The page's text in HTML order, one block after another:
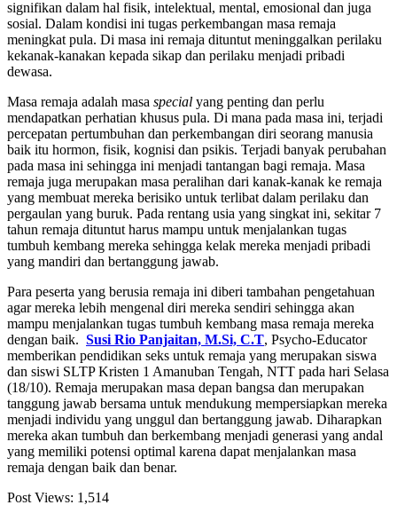
signifikan dalam hal fisik, intelektual, mental, emosional dan juga
sosial. Dalam kondisi ini tugas perkembangan masa remaja
meningkat pula. Di masa ini remaja dituntut meninggalkan perilaku
kekanak-kanakan kepada sikap dan perilaku menjadi pribadi
dewasa.
Masa remaja adalah masa special yang penting dan perlu
mendapatkan perhatian khusus pula. Di mana pada masa ini, terjadi
percepatan pertumbuhan dan perkembangan diri seorang manusia
baik itu hormon, fisik, kognisi dan psikis. Terjadi banyak perubahan
pada masa ini sehingga ini menjadi tantangan bagi remaja. Masa
remaja juga merupakan masa peralihan dari kanak-kanak ke remaja
yang membuat mereka berisiko untuk terlibat dalam perilaku dan
pergaulan yang buruk. Pada rentang usia yang singkat ini, sekitar 7
tahun remaja dituntut harus mampu untuk menjalankan tugas
tumbuh kembang mereka sehingga kelak mereka menjadi pribadi
yang mandiri dan bertanggung jawab.
Para peserta yang berusia remaja ini diberi tambahan pengetahuan
agar mereka lebih mengenal diri mereka sendiri sehingga akan
mampu menjalankan tugas tumbuh kembang masa remaja mereka
dengan baik. Susi Rio Panjaitan, M.Si, C.T, Psycho-Educator
memberikan pendidikan seks untuk remaja yang merupakan siswa
dan siswi SLTP Kristen 1 Amanuban Tengah, NTT pada hari Selasa
(18/10). Remaja merupakan masa depan bangsa dan merupakan
tanggung jawab bersama untuk mendukung mempersiapkan mereka
menjadi individu yang unggul dan bertanggung jawab. Diharapkan
mereka akan tumbuh dan berkembang menjadi generasi yang andal
yang memiliki potensi optimal karena dapat menjalankan masa
remaja dengan baik dan benar.
Post Views: 1,514